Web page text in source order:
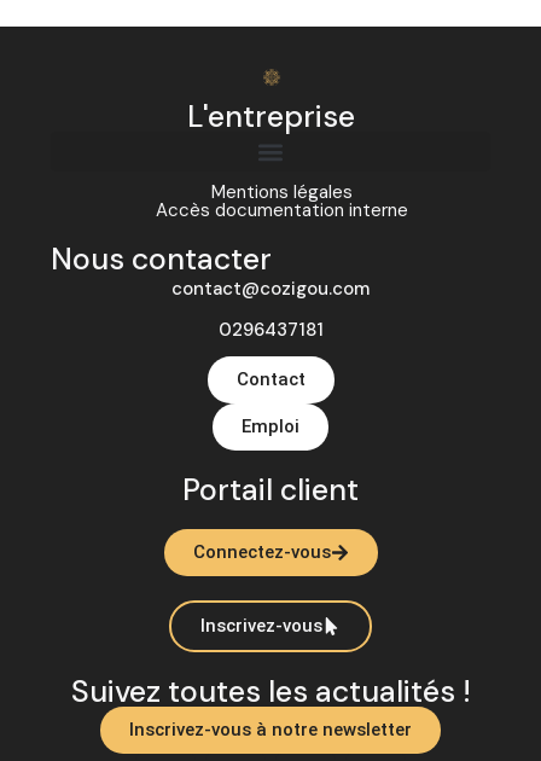
L'entreprise
Mentions légales
Accès documentation interne
Nous contacter
contact@cozigou.com
0296437181
Contact
Emploi
Portail client
Connectez-vous
Inscrivez-vous
Suivez toutes les actualités !
Inscrivez-vous à notre newsletter